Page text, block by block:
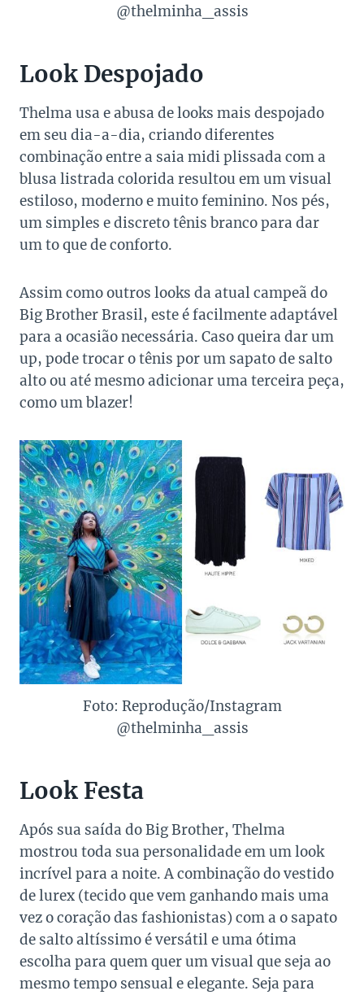
@thelminha_assis
Look Despojado
Thelma usa e abusa de looks mais despojado
em seu dia-a-dia, criando diferentes
combinação entre a saia midi plissada com a
blusa listrada colorida resultou em um visual
estiloso, moderno e muito feminino. Nos pés,
um simples e discreto tênis branco para dar
um to que de conforto.
Assim como outros looks da atual campeã do
Big Brother Brasil, este é facilmente adaptável
para a ocasião necessária. Caso queira dar um
up, pode trocar o tênis por um sapato de salto
alto ou até mesmo adicionar uma terceira peça,
como um blazer!
Foto: Reprodução/Instagram
@thelminha_assis
Look Festa
Após sua saída do Big Brother, Thelma
mostrou toda sua personalidade em um look
incrível para a noite. A combinação do vestido
de lurex (tecido que vem ganhando mais uma
vez o coração das fashionistas) com a o sapato
de salto altíssimo é versátil e uma ótima
escolha para quem quer um visual que seja ao
mesmo tempo sensual e elegante. Seja para